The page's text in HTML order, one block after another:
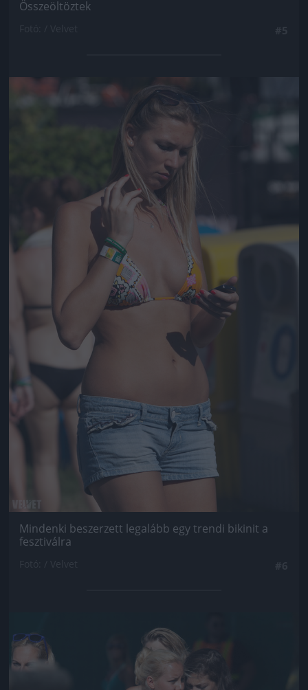
Összeöltöztek
Jön még kép!
Mindenki beszerzett legalább egy trendi bikinit a
fesztiválra
Jön még kép!